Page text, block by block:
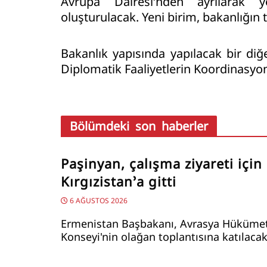
oluşturulacak. Yeni birim, bakanlığın
Bakanlık yapısında yapılacak bir
Diplomatik Faaliyetlerin
Bölümdeki son haberler
Paşinyan, çalışma ziyareti için
Kırgızistan’a gitti
6 AĞUSTOS 2026
Ermenistan Başbakanı, Avrasya
Konseyi'nin olağan toplantısına